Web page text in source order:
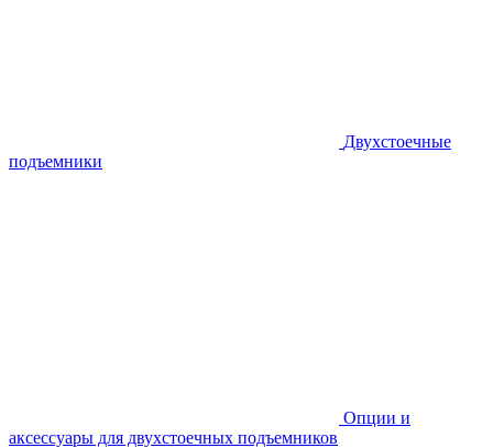
Двухстоечные
подъемники
Опции и
аксессуары для двухстоечных подъемников